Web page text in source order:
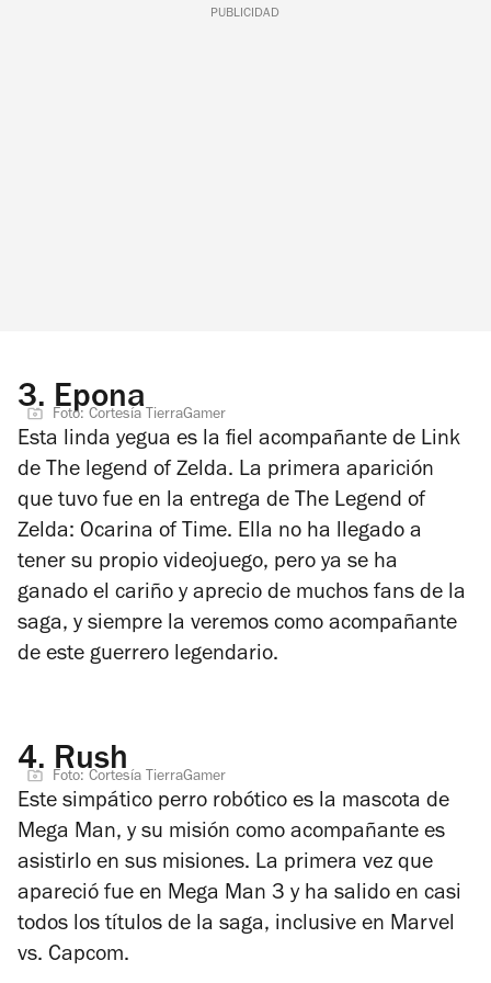
PUBLICIDAD
3. Epona
Foto: Cortesía TierraGamer
Esta linda yegua es la fiel acompañante de Link
de The legend of Zelda. La primera aparición
que tuvo fue en la entrega de The Legend of
Zelda: Ocarina of Time. Ella no ha llegado a
tener su propio videojuego, pero ya se ha
ganado el cariño y aprecio de muchos fans de la
saga, y siempre la veremos como acompañante
de este guerrero legendario.
4. Rush
Foto: Cortesía TierraGamer
Este simpático perro robótico es la mascota de
Mega Man, y su misión como acompañante es
asistirlo en sus misiones. La primera vez que
apareció fue en Mega Man 3 y ha salido en casi
todos los títulos de la saga, inclusive en Marvel
vs. Capcom.